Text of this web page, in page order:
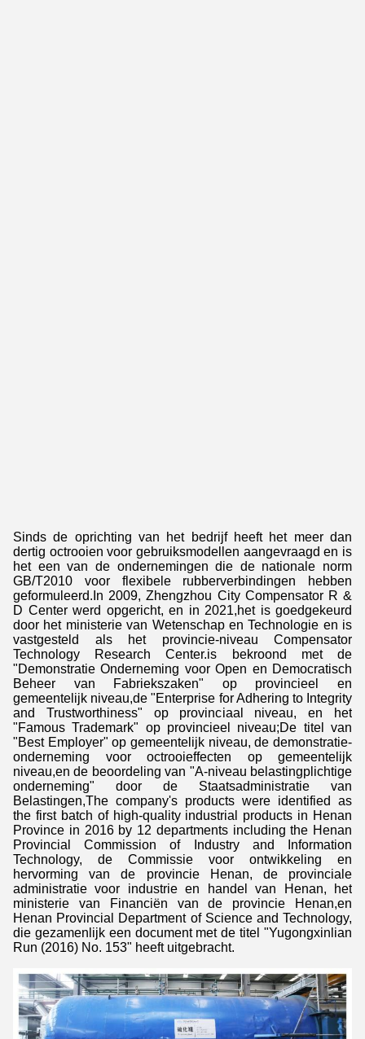
Sinds de oprichting van het bedrijf heeft het meer dan
dertig octrooien voor gebruiksmodellen aangevraagd en is
het een van de ondernemingen die de nationale norm
GB/T2010 voor flexibele rubberverbindingen hebben
geformuleerd.In 2009, Zhengzhou City Compensator R &
D Center werd opgericht, en in 2021,het is goedgekeurd
door het ministerie van Wetenschap en Technologie en is
vastgesteld als het provincie-niveau Compensator
Technology Research Center.is bekroond met de
"Demonstratie Onderneming voor Open en Democratisch
Beheer van Fabriekszaken" op provincieel en
gemeentelijk niveau,de "Enterprise for Adhering to Integrity
and Trustworthiness" op provinciaal niveau, en het
"Famous Trademark" op provincieel niveau;De titel van
"Best Employer" op gemeentelijk niveau, de demonstratie-
onderneming voor octrooieffecten op gemeentelijk
niveau,en de beoordeling van "A-niveau belastingplichtige
onderneming" door de Staatsadministratie van
Belastingen,The company's products were identified as
the first batch of high-quality industrial products in Henan
Province in 2016 by 12 departments including the Henan
Provincial Commission of Industry and Information
Technology, de Commissie voor ontwikkeling en
hervorming van de provincie Henan, de provinciale
administratie voor industrie en handel van Henan, het
ministerie van Financiën van de provincie Henan,en
Henan Provincial Department of Science and Technology,
die gezamenlijk een document met de titel "Yugongxinlian
Run (2016) No. 153" heeft uitgebracht.